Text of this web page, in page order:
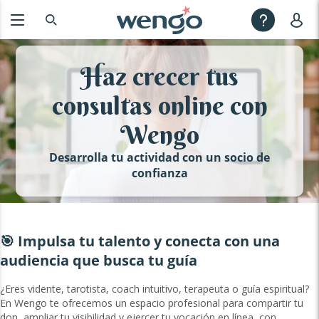
Haz crecer tus
consultas online con
Wengo
Desarrolla tu actividad con un socio de
confianza
🎯 Impulsa tu talento y conecta con una
audiencia que busca tu guía
¿Eres vidente, tarotista, coach intuitivo, terapeuta o guía espiritual?
En Wengo te ofrecemos un espacio profesional para compartir tu